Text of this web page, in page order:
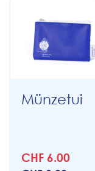
Münzetui
CHF 6.00